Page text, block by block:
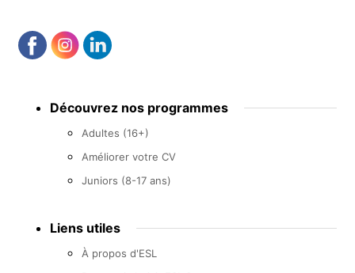
menu Découvrez nos programmes
Adultes (16+)
Améliorer votre CV
Juniors (8-17 ans)
Liens utiles
À propos d'ESL